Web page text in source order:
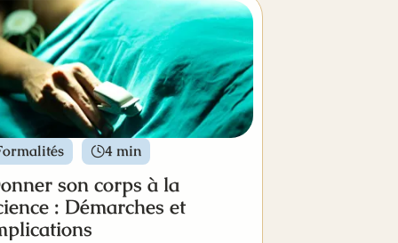
pour expliquer la
de façon simple et adaptée.
4 min
son corps à la
: Démarches et